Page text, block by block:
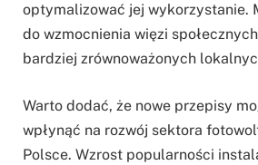
optymalizować jej wykorzystanie.
do wzmocnienia więzi
bardziej zrównoważonych
Warto dodać, że nowe przepisy
wpłynąć na rozwój sektora
Polsce. Wzrost popularności